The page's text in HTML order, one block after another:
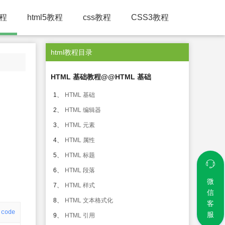
html5教程 css教程 CSS3教程
code
html教程目录
HTML 基础教程@@HTML 基础
1、 HTML 基础
2、 HTML 编辑器
3、 HTML 元素
4、 HTML 属性
5、 HTML 标题
6、 HTML 段落
7、 HTML 样式
8、 HTML 文本格式化
9、 HTML 引用
微
信
客
服